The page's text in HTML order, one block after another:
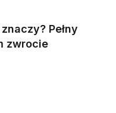
Pełny
zwrocie